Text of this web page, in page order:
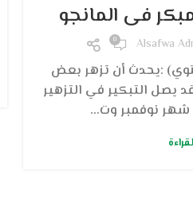
فى المانجو
Alsafwa
0
:يحدث أن تزهر بعض
يصل التبكير في التزهير
شهر نوفمبر وت...